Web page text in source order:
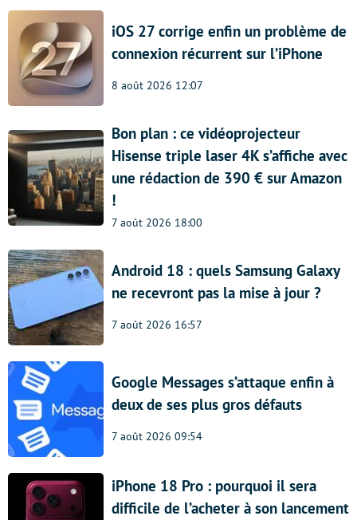
iOS 27 corrige enfin un problème de
connexion récurrent sur l’iPhone
8 août 2026 12:07
Bon plan : ce vidéoprojecteur
Hisense triple laser 4K s’affiche avec
une rédaction de 390 € sur Amazon
!
7 août 2026 18:00
Android 18 : quels Samsung Galaxy
ne recevront pas la mise à jour ?
7 août 2026 16:57
Google Messages s’attaque enfin à
deux de ses plus gros défauts
7 août 2026 09:54
iPhone 18 Pro : pourquoi il sera
difficile de l’acheter à son lancement